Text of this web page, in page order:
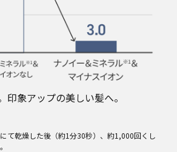
印象アップの美しい髪へ。
て乾燥した後（約1分30秒）、約1,000回くし